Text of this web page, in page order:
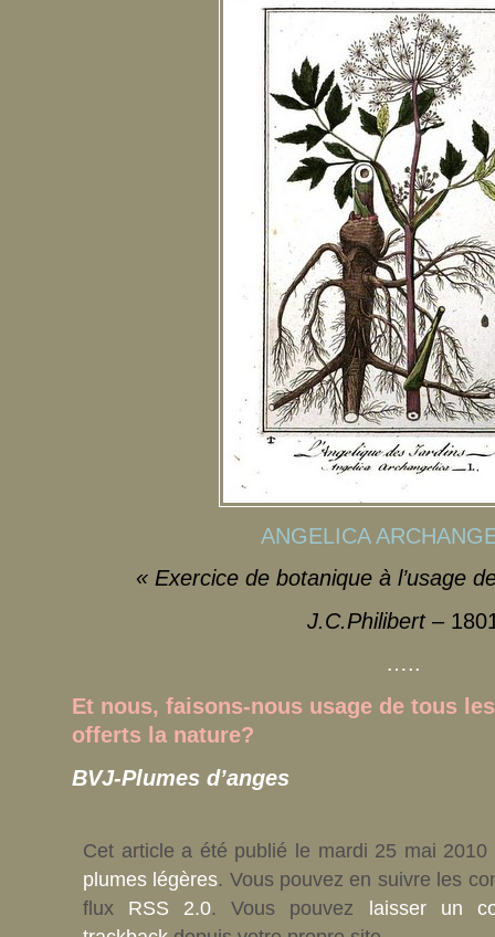
ANGELICA
« Exercice de botanique à l’usage
J.C.Philibert –
…..
Et nous, faisons-nous usage de tous
offerts la nature?
BVJ-Plumes d’anges
Cet article a été publié le mardi 25 mai
plumes légères. Vous pouvez en suivre les
flux RSS 2.0. Vous pouvez laisser un